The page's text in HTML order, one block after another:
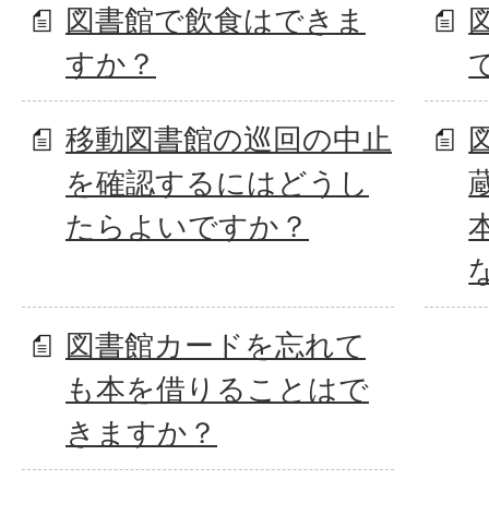
図書館で飲食はできま
すか？
移動図書館の巡回の中止
を確認するにはどうし
たらよいですか？
図書館カードを忘れて
も本を借りることはで
きますか？